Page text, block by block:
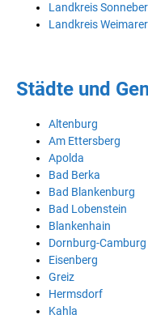
Landkreis
Landkreis
Städte und
Altenburg
Am Ettersberg
Apolda
Bad Berka
Bad Blankenburg
Bad Lobenstein
Blankenhain
Dornburg-Camburg
Eisenberg
Greiz
Hermsdorf
Kahla